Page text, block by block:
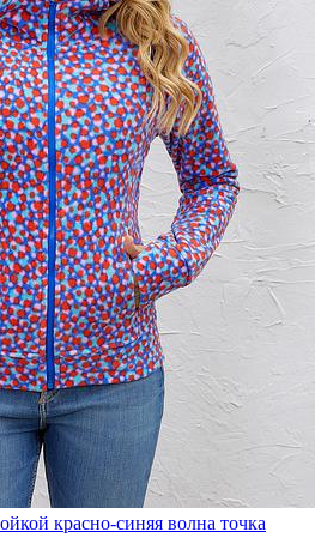
красно-синяя волна точка